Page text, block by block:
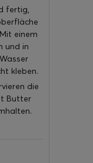
fertig,
einem
und in
kleben.
die
Butter